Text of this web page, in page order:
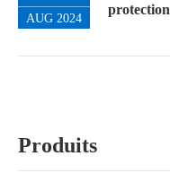
AUG 2024
protection
Produits